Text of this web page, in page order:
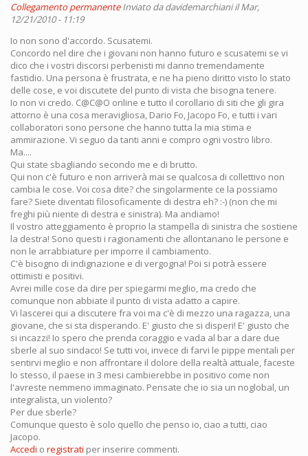
Collegamento permanente Inviato dadavidemarchianiil Mar,
12/21/2010 - 11:19
Io non sono d'accordo. Scusatemi.
Concordo nel dire che i giovani non hanno futuro e scusatemi se vi
dico che i vostri discorsi perbenisti mi danno tremendamente
fastidio. Una persona è frustrata, e ne ha pieno diritto visto lo stato
delle cose, e voi discutete del punto di vista che bisogna tenere.
Io non vi credo. C@C@O online e tutto il corollario di siti che gli gira
attorno è una cosa meravigliosa, Dario Fo, Jacopo Fo, e tutti i vari
collaboratori sono persone che hanno tutta la mia stima e
ammirazione. Vi seguo da tanti anni e compro ogni vostro libro.
Ma....
Qui state sbagliando secondo me e di brutto.
Qui non c'è futuro e non arriverà mai se qualcosa di collettivo non
cambia le cose. Voi cosa dite? che singolarmente ce la possiamo
fare? Siete diventati filosoficamente di destra eh? :-) (non che mi
freghi più niente di destra e sinistra). Ma andiamo!
Il vostro atteggiamento è proprio la stampella di sinistra che sostiene
la destra! Sono questi i ragionamenti che allontanano le persone e
non le arrabbiature per imporre il cambiamento.
C'è bisogno di indignazione e di vergogna! Poi si potrà essere
ottimisti e positivi.
Avrei mille cose da dire per spiegarmi meglio, ma credo che
comunque non abbiate il punto di vista adatto a capire.
Vi lascerei qui a discutere fra voi ma c'è di mezzo una ragazza, una
giovane, che si sta disperando. E' giusto che si disperi! E' giusto che
si incazzi! Io spero che prenda coraggio e vada al bar a dare due
sberle al suo sindaco! Se tutti voi, invece di farvi le pippe mentali per
sentirvi meglio e non affrontare il dolore della realtà attuale, faceste
lo stesso, il paese in 3 mesi cambierebbe in positivo come non
l'avreste nemmeno immaginato. Pensate che io sia un noglobal, un
integralista, un violento?
Per due sberle?
Comunque questo è solo quello che penso io, ciao a tutti, ciao
Jacopo.
Accedi o registrati per inserire commenti.